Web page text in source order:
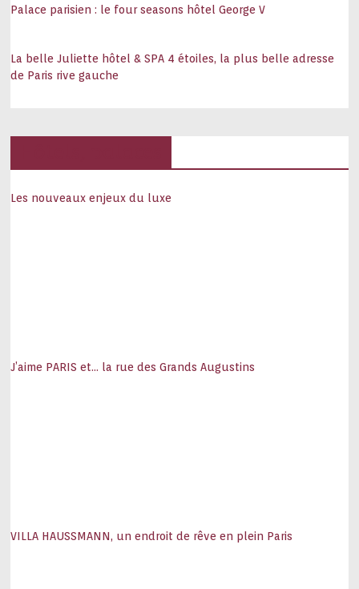
Palace parisien : le four seasons hôtel George V
La belle Juliette hôtel & SPA 4 étoiles, la plus belle adresse
de Paris rive gauche
Les nouveaux enjeux du luxe
J’aime PARIS et… la rue des Grands Augustins
VILLA HAUSSMANN, un endroit de rêve en plein Paris